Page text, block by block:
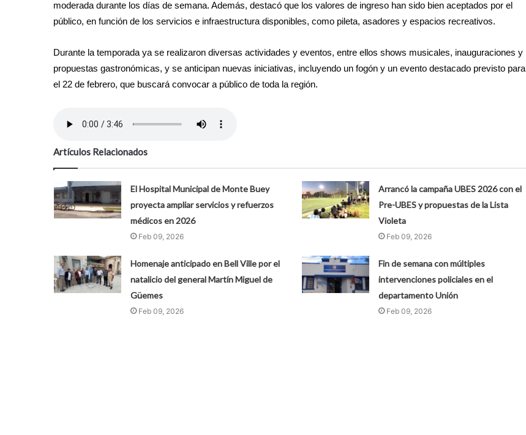
moderada durante los días de semana. Además, destacó que los valores de ingreso han sido bien aceptados por el
público, en función de los servicios e infraestructura disponibles, como pileta, asadores y espacios recreativos.
Durante la temporada ya se realizaron diversas actividades y eventos, entre ellos shows musicales, inauguraciones y
propuestas gastronómicas, y se anticipan nuevas iniciativas, incluyendo un fogón y un evento destacado previsto para
el 22 de febrero, que buscará convocar a público de toda la región.
Artículos Relacionados
El Hospital Municipal de Monte Buey
proyecta ampliar servicios y refuerzos
médicos en 2026
Feb 09, 2026
Arrancó la campaña UBES 2026 con el
Pre-UBES y propuestas de la Lista
Violeta
Feb 09, 2026
Homenaje anticipado en Bell Ville por el
natalicio del general Martín Miguel de
Güemes
Feb 09, 2026
Fin de semana con múltiples
intervenciones policiales en el
departamento Unión
Feb 09, 2026